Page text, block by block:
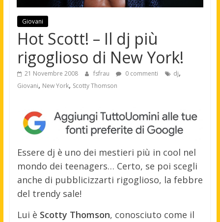
Giovani
Hot Scott! – Il dj più
rigoglioso di New York!
21 Novembre 2008 fsfrau 0 commenti dj,
Giovani, New York, Scotty Thomson
Essere dj è uno dei mestieri più in cool nel
mondo dei teenagers… Certo, se poi scegli
anche di pubblicizzarti rigoglioso, la febbre
del trendy sale!
Lui è Scotty Thomson, conosciuto come il